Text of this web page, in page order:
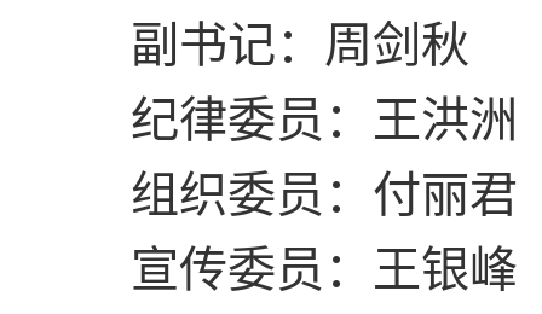
副书记：周剑秋
纪律委员：王洪洲
组织委员：付丽君
宣传委员：王银峰